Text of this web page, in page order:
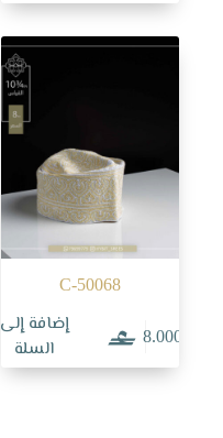
C-50068
8.000
إضافة إلى
السلة